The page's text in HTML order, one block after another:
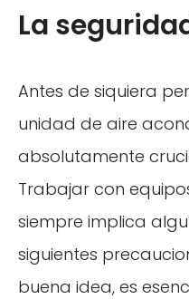
La
Antes de siquiera
unidad de aire
absolutamente
Trabajar con
siempre implica
siguientes
buena idea, es